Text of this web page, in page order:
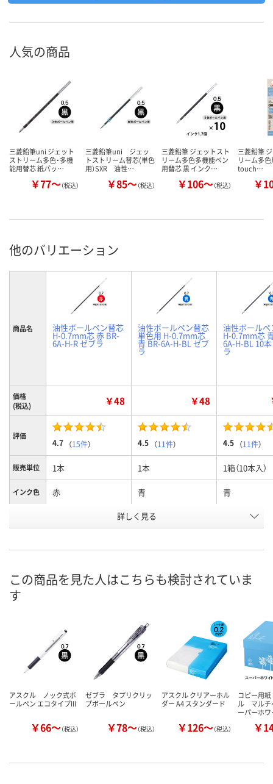
人気の商品
三菱鉛筆uni ジェット
ストリーム多色・多機
能用替芯 紙パッ…
￥77～（税込）
三菱鉛筆uni ジェッ
トストリーム替芯(単色
用）SXR 油性…
￥85～（税込）
三菱鉛筆 ジェットスト
リーム多色多機能ペン
用替芯 黒 インク…
￥106～（税込）
三菱鉛筆
リーム多色
touch…
￥
他のバリエーション
商品名 油性ボールペン替芯
H-0.7mm芯 赤 BR-
6A-H-R ゼブラ
油性ボールペン替芯
単色用 H-0.7mm芯
青 BR-6A-H-BL ゼブ
ラ
油性ボールペ
H-0.7mm芯
6A-H-BL 10
ラ
価格
(税込)
￥48 ￥48
評価
4.7 （15件） 4.5 （11件） 4.5 （11件）
販売単位 1本 1本 1箱（10本入）
インク色 赤 青 青
1172681
8月8日（土）
カ
詳しく見る
この商品を見た人はこちらも検討されていま
す
アスクル ノック式ボ
ールペン エコタイプIII
￥66～（税込）
ゼブラ タプリクリッ
プボールペン
￥78～（税込）
アスクル クリアーホル
ダー A4 スタンダード
￥126～（税込）
コピー用
ル マルチ
ーパーホワ
￥